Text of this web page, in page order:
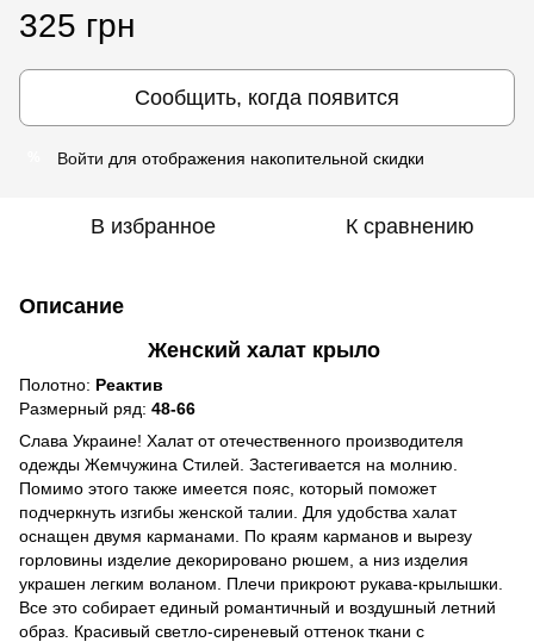
325 грн
Сообщить, когда появится
Войти для отображения накопительной скидки
В избранное К сравнению
Описание
Женский халат крыло
Полотно: Реактив
Размерный ряд: 48-66
Слава Украине! Халат от отечественного производителя
одежды Жемчужина Стилей. Застегивается на молнию.
Помимо этого также имеется пояс, который поможет
подчеркнуть изгибы женской талии. Для удобства халат
оснащен двумя карманами. По краям карманов и вырезу
горловины изделие декорировано рюшем, а низ изделия
украшен легким воланом. Плечи прикроют рукава-крылышки.
Все это собирает единый романтичный и воздушный летний
образ. Красивый светло-сиреневый оттенок ткани с